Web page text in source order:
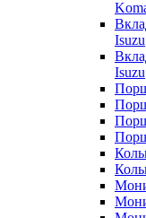
Isuzu
Isuzu